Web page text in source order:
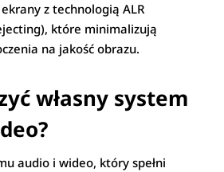
z technologią ALR
które minimalizują
na jakość obrazu.
własny system
audio i wideo, który spełni